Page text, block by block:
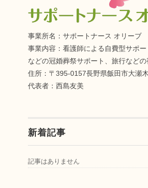
事業所名：サポートナース オリーブ
事業内容：看護師による自費型サポ
などの冠婚葬祭サポート、旅行などの
住所：〒395-0157長野県飯田市大瀬
代表者：西島友美
新着記事
記事はありません